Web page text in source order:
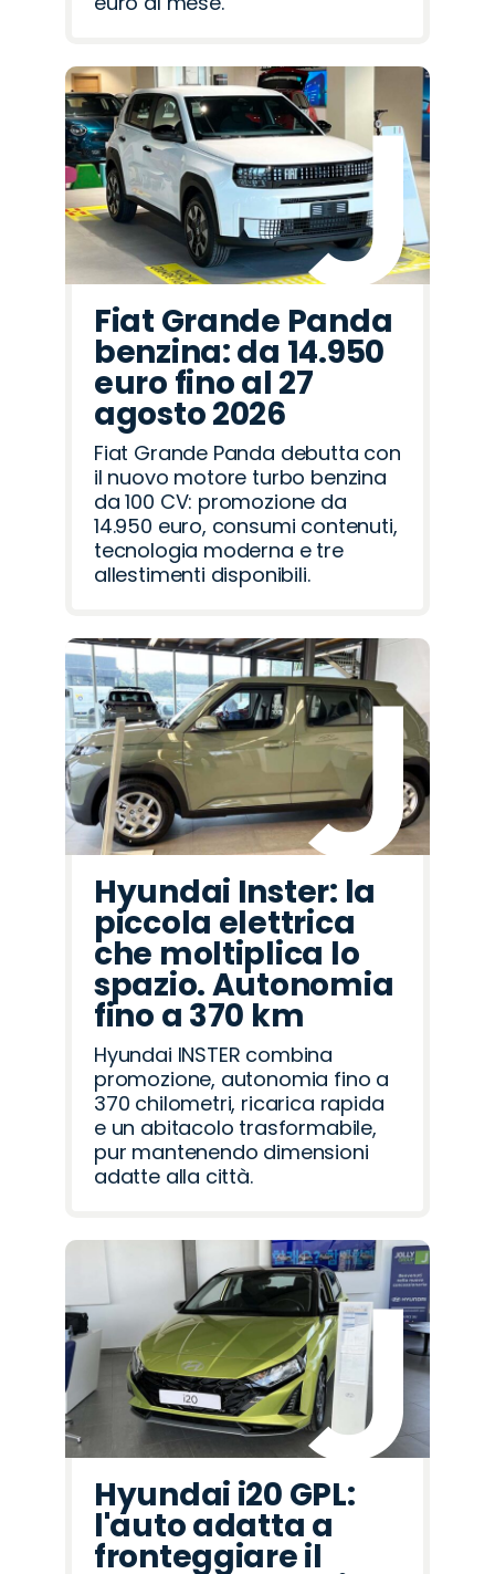
Fiat Grande Panda
benzina: da 14.950
euro fino al 27
agosto 2026
Fiat Grande Panda debutta con
il nuovo motore turbo benzina
da 100 CV: promozione da
14.950 euro, consumi contenuti,
tecnologia moderna e tre
allestimenti disponibili.
Hyundai Inster: la
piccola elettrica
che moltiplica lo
spazio. Autonomia
fino a 370 km
Hyundai INSTER combina
promozione, autonomia fino a
370 chilometri, ricarica rapida
e un abitacolo trasformabile,
pur mantenendo dimensioni
adatte alla città.
Hyundai i20 GPL:
l'auto adatta a
fronteggiare il